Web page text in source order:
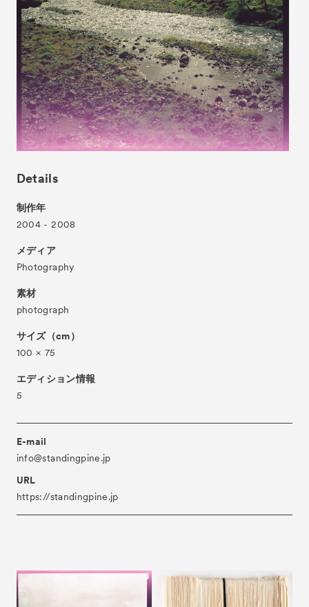
News お知らせ
Exhibitors 出展ギャラリー一覧
- Gallery Collaborations
- Kyoto Meetings
Artworks
- Public Program
- For Kids
About
Visitor Information
Press
Contact
Details
制作年
2004 - 2008
メディア
Photography
素材
photograph
サイズ（cm）
100 × 75
エディション情報
5
E-mail
info@standingpine.jp
URL
https://standingpine.jp